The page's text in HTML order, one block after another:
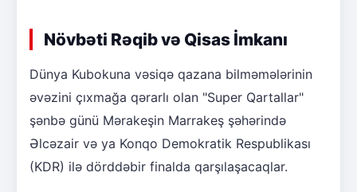
Növbəti Rəqib və Qisas İmkanı
Dünya Kubokuna vəsiqə qazana bilməmələrinin
əvəzini çıxmağa qərarlı olan "Super Qartallar"
şənbə günü Mərakeşin Marrakeş şəhərində
Əlcəzair və ya Konqo Demokratik Respublikası
(KDR) ilə dörddəbir finalda qarşılaşacaqlar.